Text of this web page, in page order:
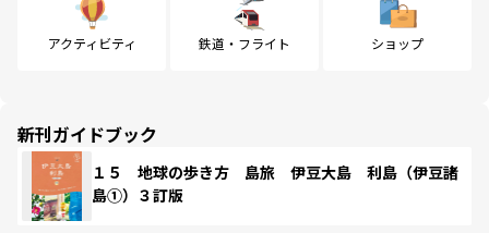
アクティビティ 鉄道・フライト ショップ
新刊ガイドブック
１５ 地球の歩き方 島旅 伊豆大島 利島（伊豆諸
島①）３訂版